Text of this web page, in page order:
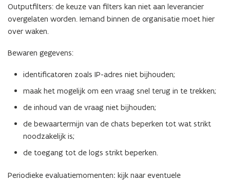
Outputfilters: de keuze van filters kan niet aan leverancier
overgelaten worden. Iemand binnen de organisatie moet hier
over waken.
Bewaren gegevens:
identificatoren zoals IP-adres niet bijhouden;
maak het mogelijk om een vraag snel terug in te trekken;
de inhoud van de vraag niet bijhouden;
de bewaartermijn van de chats beperken tot wat strikt
noodzakelijk is;
de toegang tot de logs strikt beperken.
Periodieke evaluatiemomenten: kijk naar eventuele